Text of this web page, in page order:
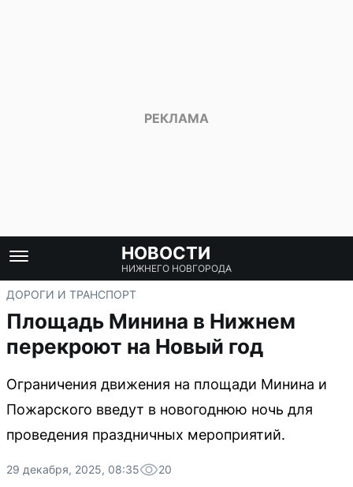
НОВОСТИ
НИЖНЕГО НОВГОРОДА
ДОРОГИ И ТРАНСПОРТ
Площадь Минина в Нижнем
перекроют на Новый год
Ограничения движения на площади Минина и
Пожарского введут в новогоднюю ночь для
проведения праздничных мероприятий.
29 декабря, 2025, 08:35 20